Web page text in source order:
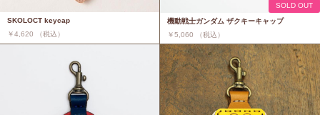
SKOLOCT keycap
￥4,620 （税込）
SOLD OUT
機動戦士ガンダム ザクキーキャップ
￥5,060 （税込）